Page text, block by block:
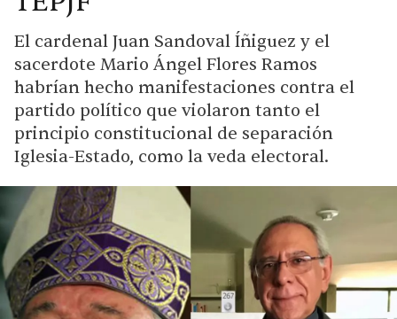
El cardenal Juan Sandoval Íñiguez y el
sacerdote Mario Ángel Flores Ramos
habrían hecho manifestaciones contra el
partido político que violaron tanto el
principio constitucional de separación
Iglesia-Estado, como la veda electoral.